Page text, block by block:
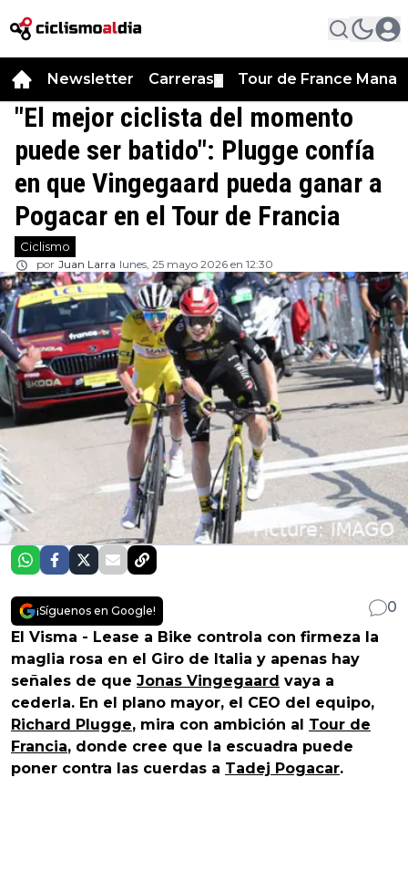
Newsletter Carreras Tour de France
"El mejor ciclista del momento
puede ser batido": Plugge confía
en que Vingegaard pueda ganar a
Pogacar en el Tour de Francia
Ciclismo
por Juan Larra lunes, 25 mayo 2026 en 12:30
¡Síguenos en Google!
0
El Visma - Lease a Bike controla con firmeza la
maglia rosa en el Giro de Italia y apenas hay
señales de que Jonas Vingegaard vaya a
cederla. En el plano mayor, el CEO del equipo,
Richard Plugge, mira con ambición al Tour de
Francia, donde cree que la escuadra puede
poner contra las cuerdas a Tadej Pogacar.